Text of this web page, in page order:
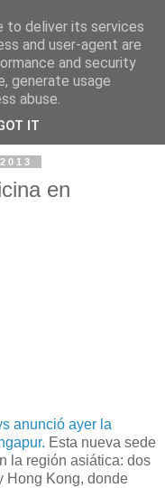
en
anunció ayer la
Esta nueva sede
la región asiática: dos
Hong Kong, donde
to deliver its services
and user-agent are
and security
generate usage
abuse.
IT